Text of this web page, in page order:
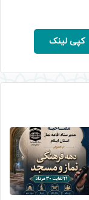
کپی لینک